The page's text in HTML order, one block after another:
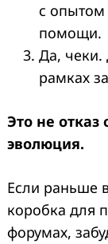
с опытом
помощи.
Да, чеки.
рамках
Это не отказ
эволюция.
Если раньше
коробка для
форумах,